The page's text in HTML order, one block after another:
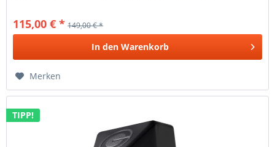
115,00 € * 149,00 € *
In den Warenkorb
Merken
TIPP!